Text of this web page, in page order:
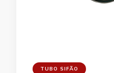
TUBO SIFÃO